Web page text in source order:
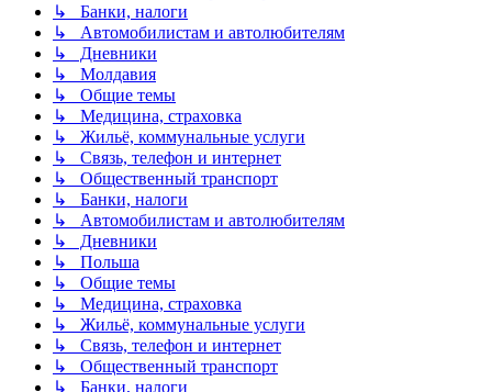
↳ Банки, налоги
↳ Автомобилистам и автолюбителям
↳ Дневники
↳ Молдавия
↳ Общие темы
↳ Медицина, страховка
↳ Жильё, коммунальные услуги
↳ Связь, телефон и интернет
↳ Общественный транспорт
↳ Банки, налоги
↳ Автомобилистам и автолюбителям
↳ Дневники
↳ Польша
↳ Общие темы
↳ Медицина, страховка
↳ Жильё, коммунальные услуги
↳ Связь, телефон и интернет
↳ Общественный транспорт
↳ Банки, налоги